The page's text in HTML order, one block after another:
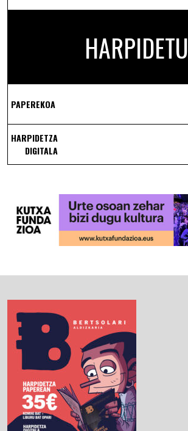
HARPIDETU
PAPEREKOA
HARPIDETZA
DIGITALA